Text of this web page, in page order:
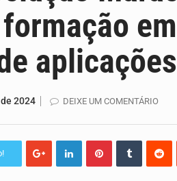
os seus direitos, façam
de forma lenta em Santiago. A
do primeiro Programa
por Lilian Primo
em
2024 DEIXE UM COMENTÁRIO